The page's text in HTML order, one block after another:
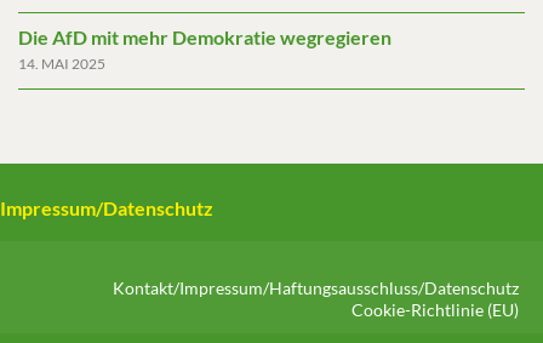
Die AfD mit mehr Demokratie wegregieren
14. MAI 2025
Impressum/Datenschutz
Kontakt/Impressum/Haftungsausschluss/Datenschutz
Cookie-Richtlinie (EU)